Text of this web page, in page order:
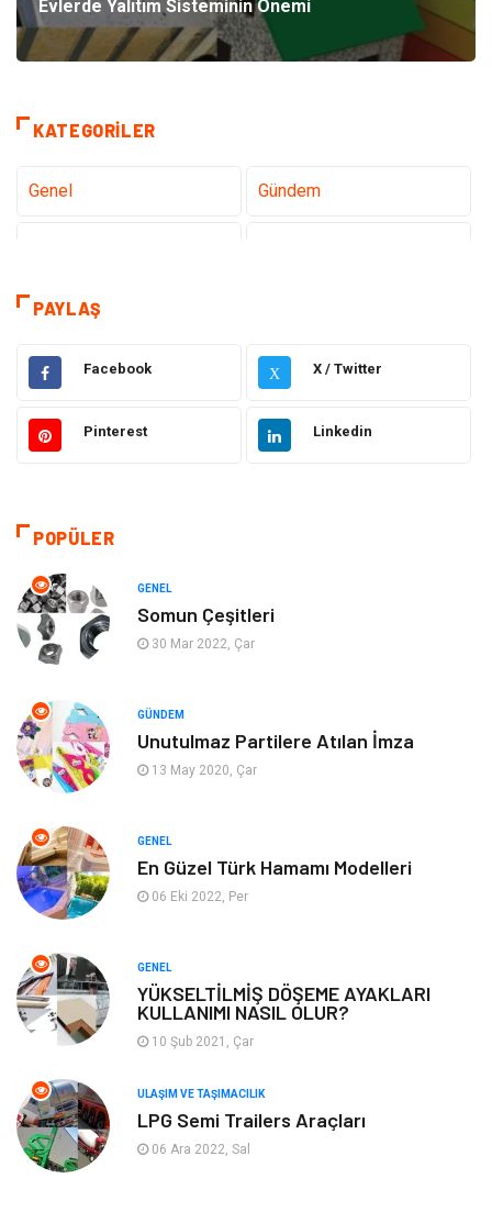
Evlerde Yalıtım Sisteminin Önemi
KATEGORILER
Genel Gündem
Tanıtıcı Reklam
Elektrik Elektronik Makine
Otomotiv Ulaşım ve Taşımacılık
Giyim
Eğitim & Kariyer
Alışveriş
Organizasyon Mobilya
Tatil Finans & Ekonomi
Turizm
Aksesuar
Plastik
Ambalaj Eğlence
Pazarlama
PAYLAŞ
Facebook X X / Twitter
Pinterest Linkedin
POPÜLER
GENEL
Somun Çeşitleri
30 Mar 2022, Çar
GÜNDEM
Unutulmaz Partilere Atılan İmza
13 May 2020, Çar
GENEL
En Güzel Türk Hamamı Modelleri
06 Eki 2022, Per
GENEL
YÜKSELTİLMİŞ DÖŞEME AYAKLARI
KULLANIMI NASIL OLUR?
10 Şub 2021, Çar
ULAŞIM VE TAŞIMACILIK
LPG Semi Trailers Araçları
06 Ara 2022, Sal